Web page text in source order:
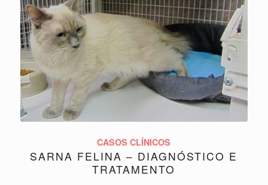
CASOS CLÍNICOS
SARNA FELINA – DIAGNÓSTICO E
TRATAMENTO